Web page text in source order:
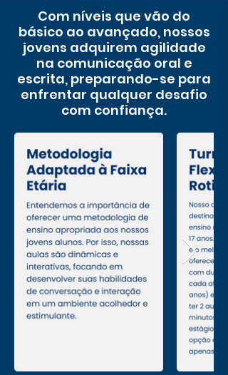
Com níveis que vão do
básico ao avançado, nossos
jovens adquirem agilidade
na comunicação oral e
escrita, preparando-se para
enfrentar qualquer desafio
com confiança.